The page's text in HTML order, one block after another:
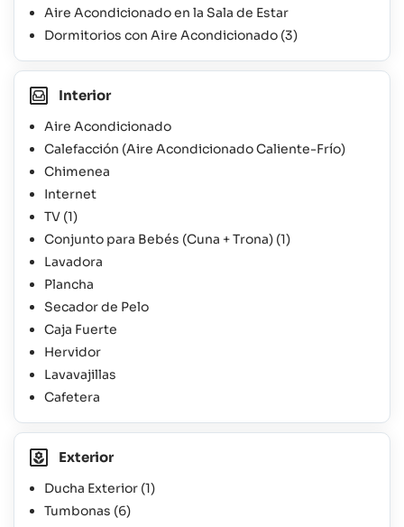
Aire Acondicionado en la Sala de Estar
Dormitorios con Aire Acondicionado (3)
Interior
Aire Acondicionado
Calefacción (Aire Acondicionado Caliente-Frío)
Chimenea
Internet
TV (1)
Conjunto para Bebés (Cuna + Trona) (1)
Lavadora
Plancha
Secador de Pelo
Caja Fuerte
Hervidor
Lavavajillas
Cafetera
Exterior
Ducha Exterior (1)
Tumbonas (6)